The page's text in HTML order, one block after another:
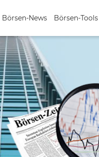
Börsen-News Börsen-Tools